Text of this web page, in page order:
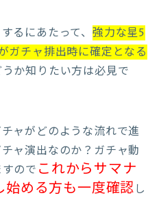
るにあたって、 強力な星5
ガチャ排出時に確定となる
うか知りたい方は必見で
ャがどのような流れで進
ャ演出なのか？ガチャ動
ので これからサマナ
始める方も一度確認 し